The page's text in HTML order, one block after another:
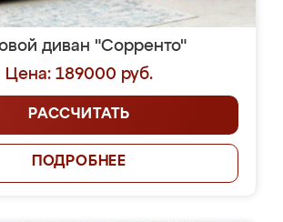
диван "Сорренто"
Цена: 189000 руб.
РАССЧИТАТЬ
ПОДРОБНЕЕ